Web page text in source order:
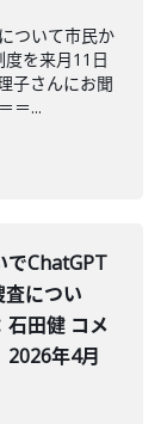
ついて市民か
を来月11日
子さんにお聞
＝...
でChatGPT
査につい
石田健 コメ
2026年4月